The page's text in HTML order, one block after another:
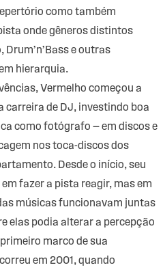
como também
onde gêneros distintos
Drum’n’Bass e outras
hierarquia.
Vermelho começou a
de DJ, investindo boa
como fotógrafo — em discos e
nos toca-discos dos
Desde o início, seu
fazer a pista reagir, mas em
músicas funcionavam juntas
elas podia alterar a percepção
marco de sua
em 2001, quando